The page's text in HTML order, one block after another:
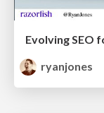
Evolving SEO
ryanjones